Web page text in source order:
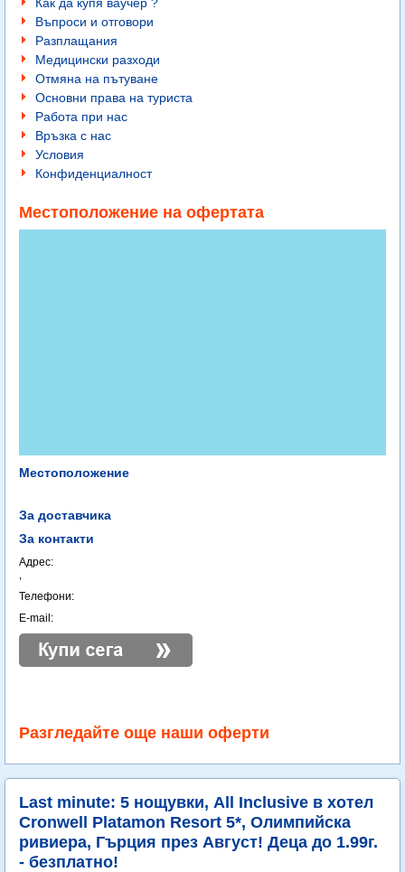
Въпроси и отговори
Разплащания
Медицински разходи
Отмяна на пътуване
Основни права на туриста
Работа при нас
Връзка с нас
Условия
Конфиденциалност
Местоположение на офертата
Местоположение
За доставчика
За контакти
Адрес:
,
Телефони:
E-mail:
Разгледайте още наши оферти
Last minute: 5 нощувки, All Inclusive в хотел
Cronwell Platamon Resort 5*, Олимпийска
ривиера, Гърция през Август! Деца до 1.99г.
- безплатно!